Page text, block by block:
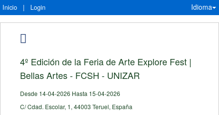
Inicio | Login Idioma
4º Edición de la Feria de Arte Explore Fest |
Bellas Artes - FCSH - UNIZAR
Desde 14-04-2026 Hasta 15-04-2026
C/ Cdad. Escolar, 1, 44003 Teruel, España